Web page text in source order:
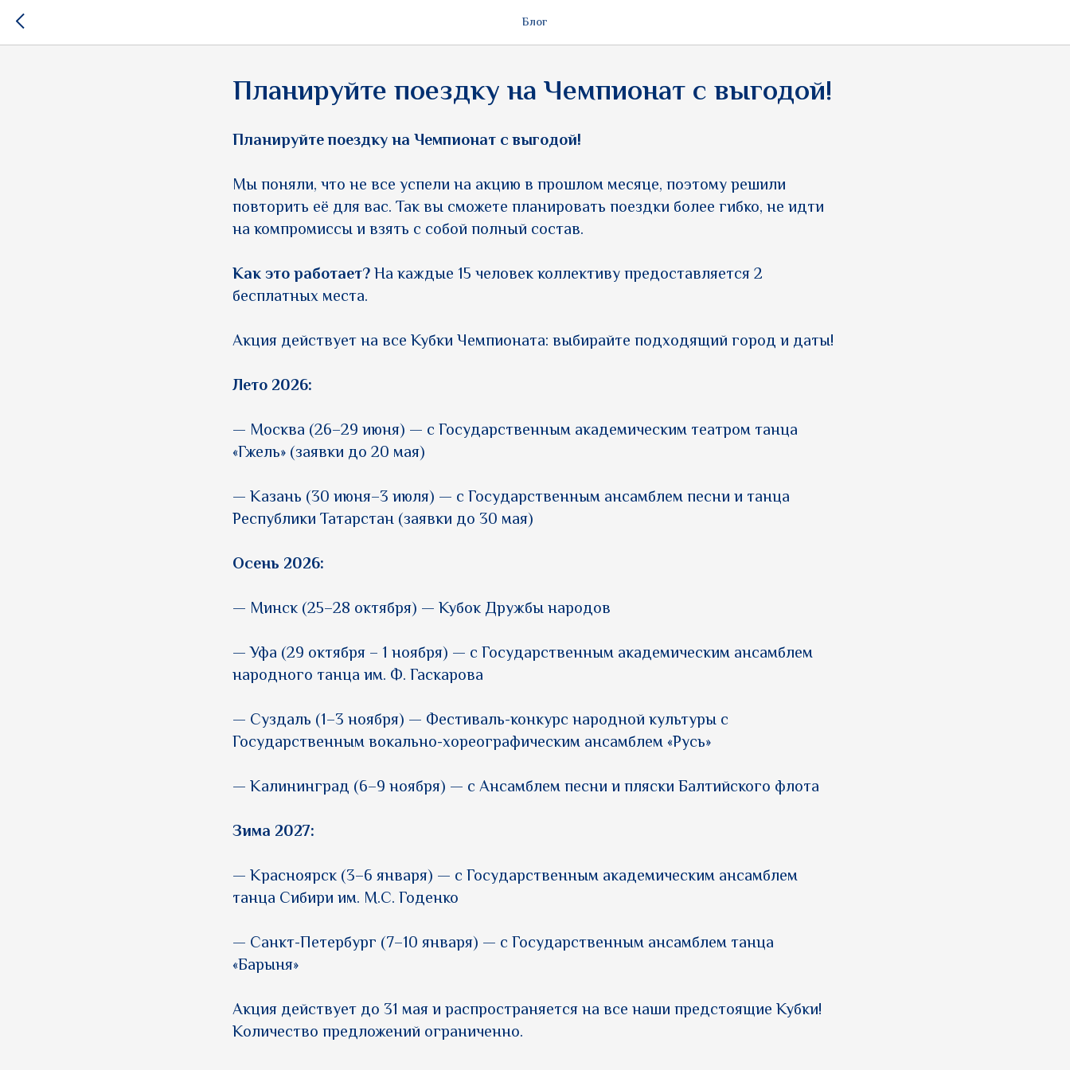
Блог
Планируйте поездку на Чемпионат с выгодой!
Планируйте поездку на Чемпионат с выгодой!
Мы поняли, что не все успели на акцию в прошлом месяце, поэтому решили
повторить её для вас. Так вы сможете планировать поездки более гибко, не идти
на компромиссы и взять с собой полный состав.
Как это работает?На каждые 15 человек коллективу предоставляется 2
бесплатных места.
Акция действует на все Кубки Чемпионата: выбирайте подходящий город и даты!
Лето 2026:
— Москва (26–29 июня) — с Государственным академическим театром танца
«Гжель» (заявки до 20 мая)
— Казань (30 июня–3 июля) — с Государственным ансамблем песни и танца
Республики Татарстан (заявки до 30 мая)
Осень 2026:
— Минск (25–28 октября) — Кубок Дружбы народов
— Уфа (29 октября – 1 ноября) — c Государственным академическим ансамблем
народного танца им. Ф. Гаскарова
— Суздаль (1–3 ноября) — Фестиваль-конкурс народной культуры с
Государственным вокально-хореографическим ансамблем «Русь»
— Калининград (6–9 ноября) — с Ансамблем песни и пляски Балтийского флота
Зима 2027:
— Красноярск (3–6 января) — с Государственным академическим ансамблем
танца Сибири им. М.C. Годенко
— Санкт-Петербург (7–10 января) — с Государственным ансамблем танца
«Барыня»
Акция действует до 31 мая и распространяется на все наши предстоящие Кубки!
Количество предложений ограниченно.